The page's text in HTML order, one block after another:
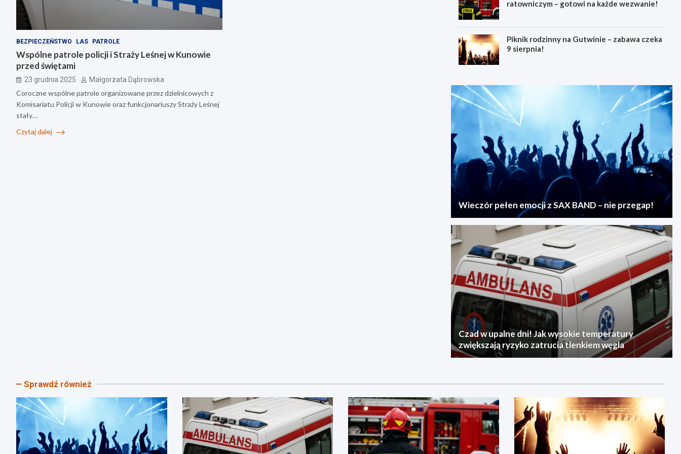
BEZPIECZEŃSTWO LAS PATROLE
Wspólne patrole policji i Straży Leśnej w Kunowie
przed świętami
23 grudnia 2025 Małgorzata Dąbrowska
Coroczne wspólne patrole organizowane przez dzielnicowych z
Komisariatu Policji w Kunowie oraz funkcjonariuszy Straży Leśnej
stały…
Czytaj dalej
ratowniczym – gotowi na każde wezwanie!
Piknik rodzinny na Gutwinie – zabawa czeka
9 sierpnia!
Wieczór pełen emocji z SAX BAND – nie przegap!
Czad w upalne dni! Jak wysokie temperatury
zwiększają ryzyko zatrucia tlenkiem węgla
Sprawdź również